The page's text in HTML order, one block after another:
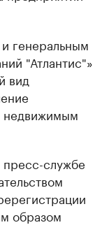
генеральным
"Атлантис"»
вид
недвижимым
пресс-службе
образом